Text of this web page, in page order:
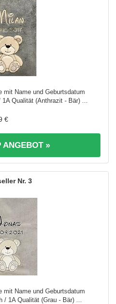
mit Name und Geburtsdatum
Qualität (Anthrazit - Bär) ...
€
ANGEBOT »
3
mit Name und Geburtsdatum
1A Qualität (Grau - Bär) ...